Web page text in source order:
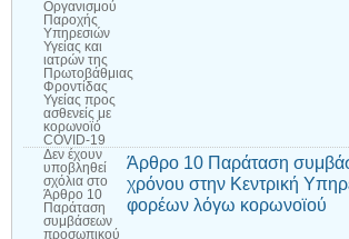
Οργανισμού
Παροχής
Υπηρεσιών
Υγείας και
ιατρών της
Πρωτοβάθμιας
Φροντίδας
Υγείας προς
ασθενείς με
κορωνοϊό
COVID-19
Δεν έχουν
υποβληθεί
σχόλια στο
Άρθρο 10
Παράταση
συμβάσεων
προσωπικού
Άρθρο 10 Παράταση
χρόνου στην Κεντρική
φορέων λόγω κορωνοϊού